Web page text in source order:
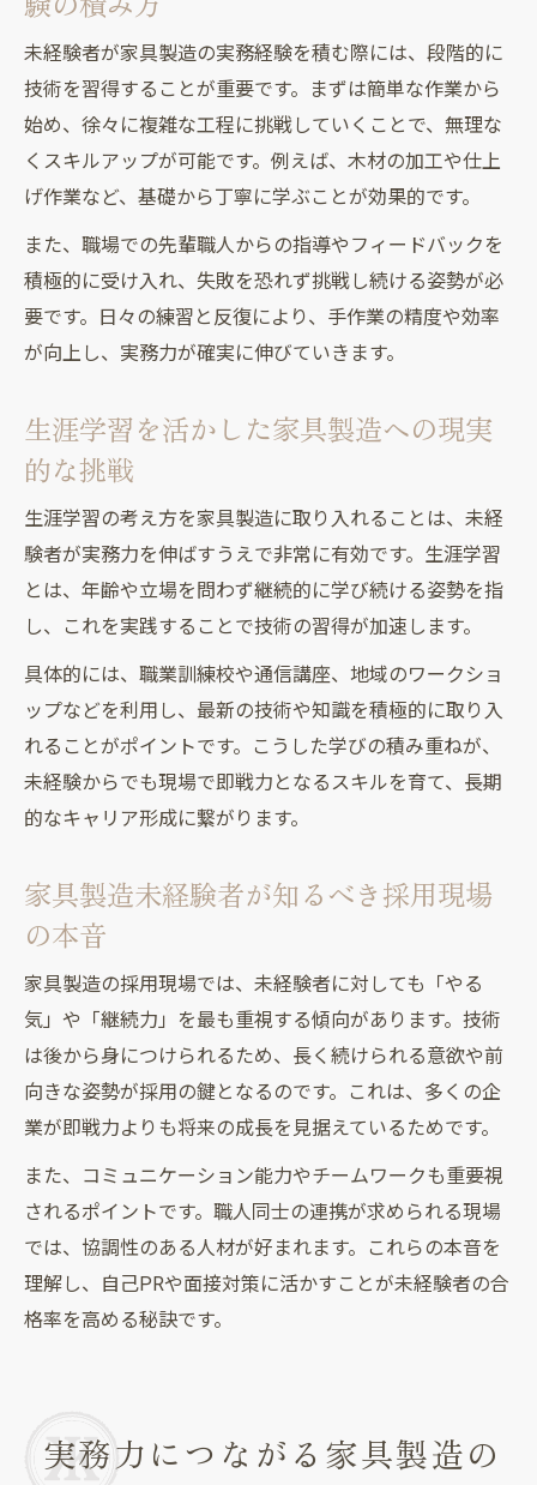
未経験者が家具製造の実務経験を積む際には、段階的に
技術を習得することが重要です。まずは簡単な作業から
始め、徐々に複雑な工程に挑戦していくことで、無理な
くスキルアップが可能です。例えば、木材の加工や仕上
げ作業など、基礎から丁寧に学ぶことが効果的です。
また、職場での先輩職人からの指導やフィードバックを
積極的に受け入れ、失敗を恐れず挑戦し続ける姿勢が必
要です。日々の練習と反復により、手作業の精度や効率
が向上し、実務力が確実に伸びていきます。
生涯学習を活かした家具製造への現実
的な挑戦
生涯学習の考え方を家具製造に取り入れることは、未経
験者が実務力を伸ばすうえで非常に有効です。生涯学習
とは、年齢や立場を問わず継続的に学び続ける姿勢を指
し、これを実践することで技術の習得が加速します。
具体的には、職業訓練校や通信講座、地域のワークショ
ップなどを利用し、最新の技術や知識を積極的に取り入
れることがポイントです。こうした学びの積み重ねが、
未経験からでも現場で即戦力となるスキルを育て、長期
的なキャリア形成に繋がります。
家具製造未経験者が知るべき採用現場
の本音
家具製造の採用現場では、未経験者に対しても「やる
気」や「継続力」を最も重視する傾向があります。技術
は後から身につけられるため、長く続けられる意欲や前
向きな姿勢が採用の鍵となるのです。これは、多くの企
業が即戦力よりも将来の成長を見据えているためです。
また、コミュニケーション能力やチームワークも重要視
されるポイントです。職人同士の連携が求められる現場
では、協調性のある人材が好まれます。これらの本音を
理解し、自己PRや面接対策に活かすことが未経験者の合
格率を高める秘訣です。
実務力につながる家具製造の